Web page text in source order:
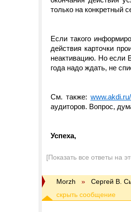
только на конкретный
Если такого
действия карточки
неактивацию. Но если
года надо ждать, не
См. также:
аудиторов. Вопрос,
Успеха,
[Показать все ответы на
Morzh » Cергей В.